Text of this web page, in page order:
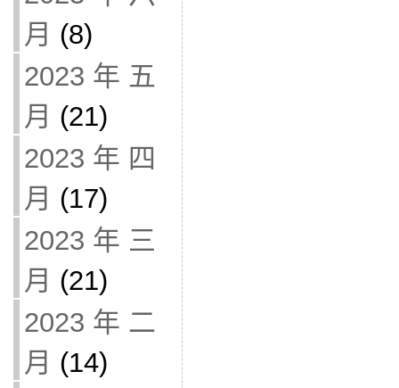
月 (8)
2023 年 五
月 (21)
2023 年 四
月 (17)
2023 年 三
月 (21)
2023 年 二
月 (14)